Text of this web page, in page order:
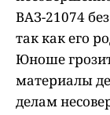
ВАЗ-21074
так как его
Юноше
материалы
делам